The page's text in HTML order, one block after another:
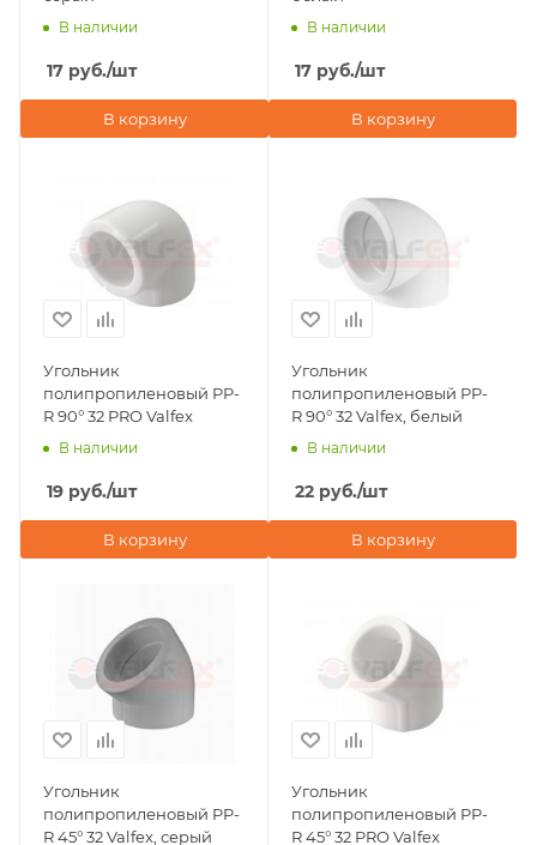
В наличии
17 руб./шт
В корзину
В наличии
17 руб./шт
В корзину
Угольник
полипропиленовый PP-
R 90° 32 PRO Valfex
В наличии
19 руб./шт
В корзину
Угольник
полипропиленовый PP-
R 90° 32 Valfex, белый
В наличии
22 руб./шт
В корзину
Угольник
полипропиленовый PP-
R 45° 32 Valfex, серый
Угольник
полипропиленовый PP-
R 45° 32 PRO Valfex